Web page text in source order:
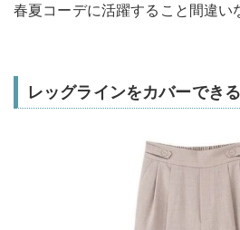
春夏コーデに活躍すること間違い
レッグラインをカバーでき